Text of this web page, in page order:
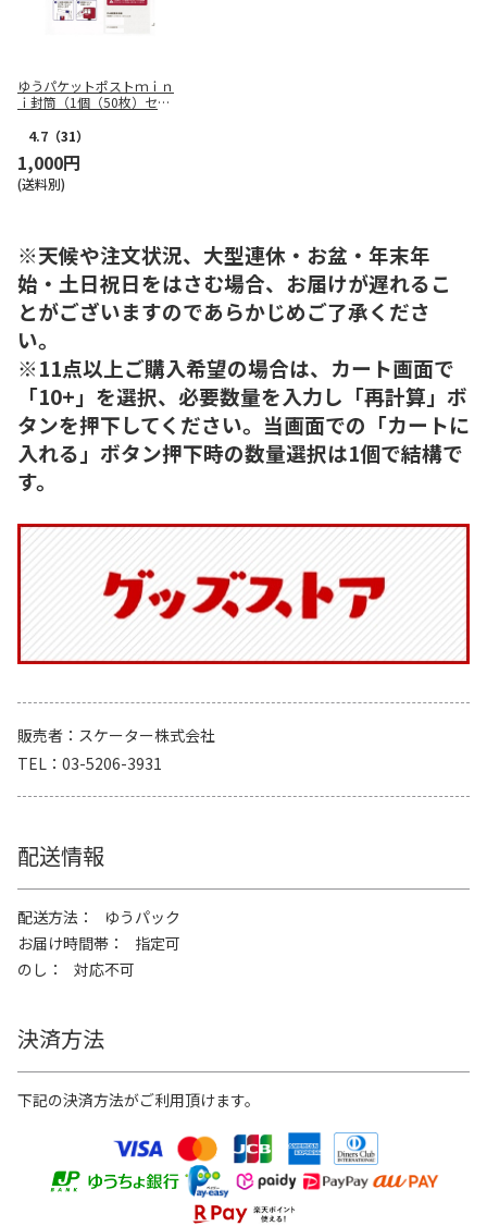
ゆうパケットポストｍｉｎ
ｉ封筒（1個（50枚）セッ
4.7 （31）
1,000円
(送料別)
※天候や注文状況、大型連休・お盆・年末年
始・土日祝日をはさむ場合、お届けが遅れるこ
とがございますのであらかじめご了承くださ
い。
※11点以上ご購入希望の場合は、カート画面で
「10+」を選択、必要数量を入力し「再計算」ボ
タンを押下してください。当画面での「カートに
入れる」ボタン押下時の数量選択は1個で結構で
す。
販売者
スケーター株式会社
TEL
03-5206-3931
配送情報
配送方法
ゆうパック
お届け時間帯
指定可
のし
対応不可
決済方法
下記の決済方法がご利用頂けます。